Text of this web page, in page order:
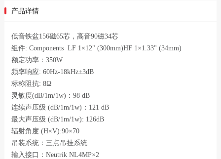
产品详情
低音铁盆156磁65芯，高音90磁34芯
组件: Components LF 1×12" (300mm)HF 1×1.33" (34mm)
额定功率：350W
频率响应: 60Hz-18kHz±3dB
标称阻抗: 8Ω
灵敏度(dB/1m/1w)：98 dB
连续声压级 (dB/1m/1w)：121 dB
最大声压级 (dB/1m/1w): 126dB
辐射角度 (H×V):90×70
吊装系统：三点吊挂系统
输入接口：Neutrik NL4MP×2